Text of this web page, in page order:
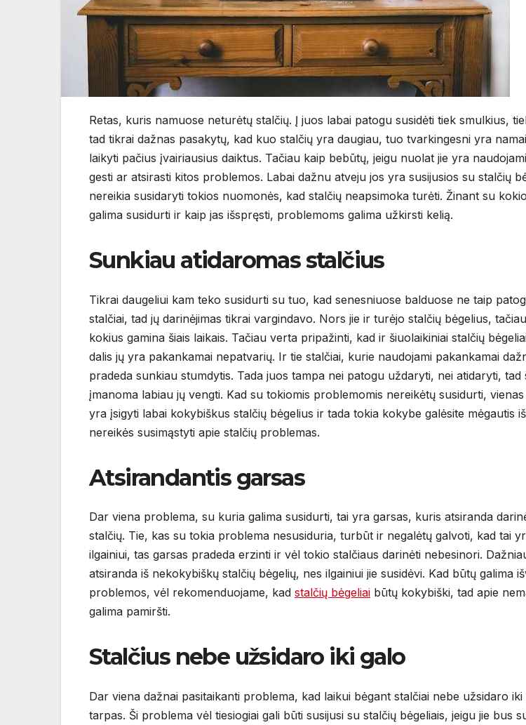
Retas, kuris namuose neturėtų stalčių. Į juos labai patogu susidėti tiek smulkius,
tad tikrai dažnas pasakytų, kad kuo stalčių yra daugiau, tuo tvarkingesni yra
laikyti pačius įvairiausius daiktus. Tačiau kaip bebūtų, jeigu nuolat jie yra
gesti ar atsirasti kitos problemos. Labai dažnu atveju jos yra susijusios su stalčių
nereikia susidaryti tokios nuomonės, kad stalčių neapsimoka turėti. Žinant su
galima susidurti ir kaip jas išspręsti, problemoms galima užkirsti kelią.
Sunkiau atidaromas stalčius
Tikrai daugeliui kam teko susidurti su tuo, kad senesniuose balduose ne taip
stalčiai, tad jų darinėjimas tikrai vargindavo. Nors jie ir turėjo stalčių bėgelius,
kokius gamina šiais laikais. Tačiau verta pripažinti, kad ir šiuolaikiniai stalčių
dalis jų yra pakankamai nepatvarių. Ir tie stalčiai, kurie naudojami pakankamai
pradeda sunkiau stumdytis. Tada juos tampa nei patogu uždaryti, nei atidaryti, tad
įmanoma labiau jų vengti. Kad su tokiomis problemomis nereikėtų susidurti,
yra įsigyti labai kokybiškus stalčių bėgelius ir tada tokia kokybe galėsite mėgautis
nereikės susimąstyti apie stalčių problemas.
Atsirandantis garsas
Dar viena problema, su kuria galima susidurti, tai yra garsas, kuris atsiranda
stalčių. Tie, kas su tokia problema nesusiduria, turbūt ir negalėtų galvoti, kad tai
ilgainiui, tas garsas pradeda erzinti ir vėl tokio stalčiaus darinėti nebesinori.
atsiranda iš nekokybiškų stalčių bėgelių, nes ilgainiui jie susidėvi. Kad būtų galima
problemos, vėl rekomenduojame, kad stalčių bėgeliai būtų kokybiški, tad apie
galima pamiršti.
Stalčius nebe užsidaro iki galo
Dar viena dažnai pasitaikanti problema, kad laikui bėgant stalčiai nebe užsidaro iki
tarpas. Ši problema vėl tiesiogiai gali būti susijusi su stalčių bėgeliais, jeigu jie bus